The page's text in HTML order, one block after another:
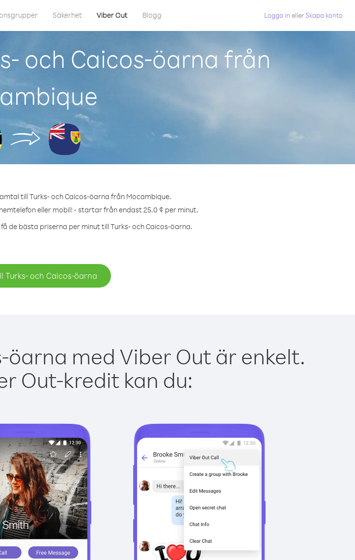
Säkerhet Viber Out Blogg Logga in eller Skapa konto
och Caicos-öarna från
till Turks- och Caicos-öarna från Mocambique.
eller mobil! - startar från endast 25.0 ¢ per minut.
de bästa priserna per minut till Turks- och Caicos-öarna.
Turks- och Caicos-öarna
med Viber Out är enkelt.
Out-kredit kan du: